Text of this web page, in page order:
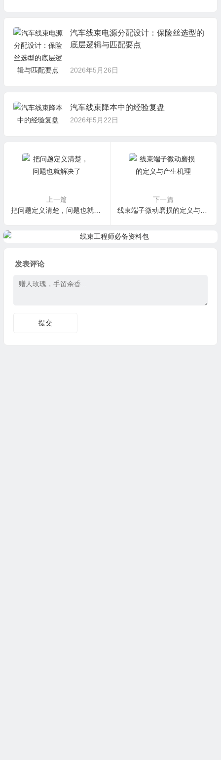
汽车线束电源分配设计：保险丝选型的
底层逻辑与匹配要点
2026年5月26日
汽车线束降本中的经验复盘
2026年5月22日
上一篇
把问题定义清楚，问题也就解决了
下一篇
线束端子微动磨损的定义与产生机理
发表评论